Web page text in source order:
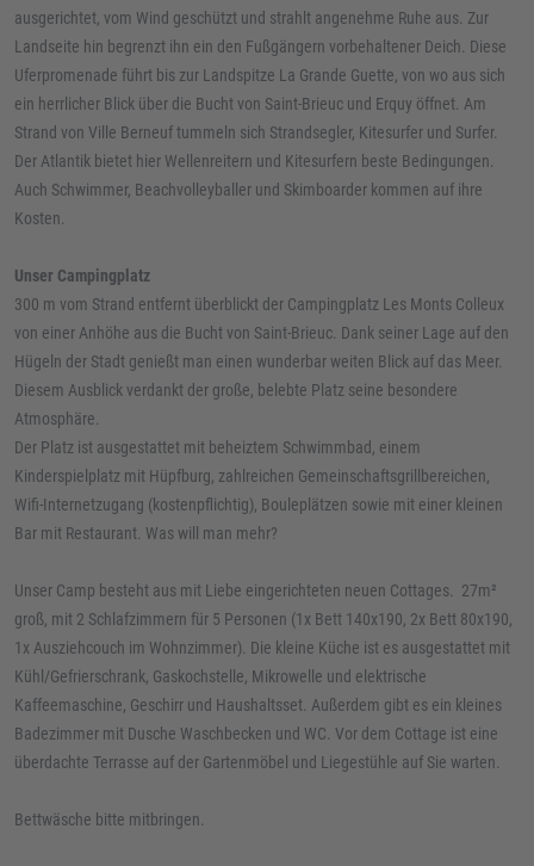
ausgerichtet, vom Wind geschützt und strahlt angenehme Ruhe aus. Zur
Landseite hin begrenzt ihn ein den Fußgängern vorbehaltener Deich. Diese
Uferpromenade führt bis zur Landspitze La Grande Guette, von wo aus sich
ein herrlicher Blick über die Bucht von Saint-Brieuc und Erquy öffnet. Am
Strand von Ville Berneuf tummeln sich Strandsegler, Kitesurfer und Surfer.
Der Atlantik bietet hier Wellenreitern und Kitesurfern beste Bedingungen.
Auch Schwimmer, Beachvolleyballer und Skimboarder kommen auf ihre
Kosten.
Unser Campingplatz
300 m vom Strand entfernt überblickt der Campingplatz Les Monts Colleux
von einer Anhöhe aus die Bucht von Saint-Brieuc. Dank seiner Lage auf den
Hügeln der Stadt genießt man einen wunderbar weiten Blick auf das Meer.
Diesem Ausblick verdankt der große, belebte Platz seine besondere
Atmosphäre.
Der Platz ist ausgestattet mit beheiztem Schwimmbad, einem
Kinderspielplatz mit Hüpfburg, zahlreichen Gemeinschaftsgrillbereichen,
Wifi-Internetzugang (kostenpflichtig), Bouleplätzen sowie mit einer kleinen
Bar mit Restaurant. Was will man mehr?
Unser Camp besteht aus mit Liebe eingerichteten neuen Cottages. 27m²
groß, mit 2 Schlafzimmern für 5 Personen (1x Bett 140x190, 2x Bett 80x190,
1x Ausziehcouch im Wohnzimmer). Die kleine Küche ist es ausgestattet mit
Kühl/Gefrierschrank, Gaskochstelle, Mikrowelle und elektrische
Kaffeemaschine, Geschirr und Haushaltsset. Außerdem gibt es ein kleines
Badezimmer mit Dusche Waschbecken und WC. Vor dem Cottage ist eine
überdachte Terrasse auf der Gartenmöbel und Liegestühle auf Sie warten.
Bettwäsche bitte mitbringen.